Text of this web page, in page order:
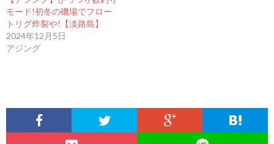
モード!初冬の磯場でフロー
トリグ炸裂や!【淡路島】
2024年12月5日
アジング